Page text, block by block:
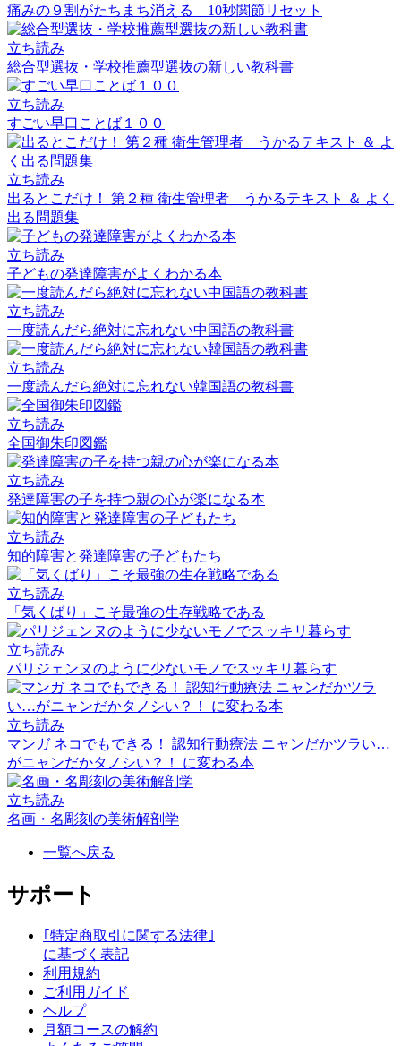
痛みの９割がたちまち消える 10秒関節リセット
立ち読み
総合型選抜・学校推薦型選抜の新しい教科書
立ち読み
すごい早口ことば１００
立ち読み
出るとこだけ！ 第２種 衛生管理者 うかるテキスト ＆ よく
出る問題集
立ち読み
子どもの発達障害がよくわかる本
立ち読み
一度読んだら絶対に忘れない中国語の教科書
立ち読み
一度読んだら絶対に忘れない韓国語の教科書
立ち読み
全国御朱印図鑑
立ち読み
発達障害の子を持つ親の心が楽になる本
立ち読み
知的障害と発達障害の子どもたち
立ち読み
「気くばり」こそ最強の生存戦略である
立ち読み
パリジェンヌのように少ないモノでスッキリ暮らす
立ち読み
マンガ ネコでもできる！ 認知行動療法 ニャンだかツラい…
がニャンだかタノシい？！ に変わる本
立ち読み
名画・名彫刻の美術解剖学
一覧へ戻る
サポート
｢特定商取引に関する法律｣
に基づく表記
利用規約
ご利用ガイド
ヘルプ
月額コースの解約